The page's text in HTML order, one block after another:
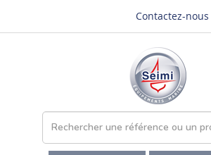
Contactez-nous